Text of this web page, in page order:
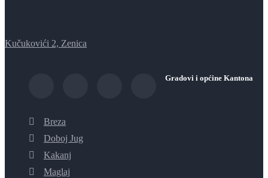
Kučukovići 2, Zenica
Gradovi i općine Kantona
Breza
Doboj Jug
Kakanj
Maglaj